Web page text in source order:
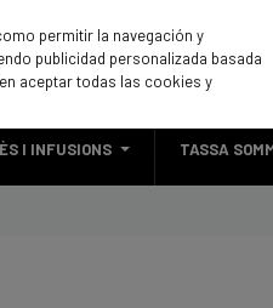
I INFUSIONS TASSA
permitir la navegación y
publicidad personalizada basada
aceptar todas las cookies y